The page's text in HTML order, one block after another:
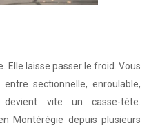
Elle laisse passer le froid. Vous
sectionnelle, enroulable,
vite un casse-tête.
Montérégie depuis plusieurs